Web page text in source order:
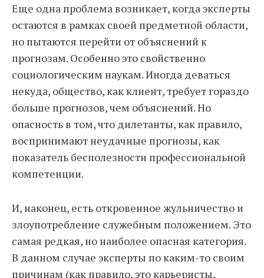
Еще одна проблема возникает, когда эксперты
остаются в рамках своей предметной области,
но пытаются перейти от объяснений к
прогнозам. Особенно это свойственно
социологическим наукам. Иногда деваться
некуда, общество, как клиент, требует гораздо
больше прогнозов, чем объяснений. Но
опасность в том, что дилетанты, как правило,
воспринимают неудачные прогнозы, как
показатель бесполезности профессиональной
компетенции.
И, наконец, есть откровенное жульничество и
злоупотребление служебным положением. Это
самая редкая, но наиболее опасная категория.
В данном случае эксперты по каким-то своим
причинам (как правило, это карьеристы,